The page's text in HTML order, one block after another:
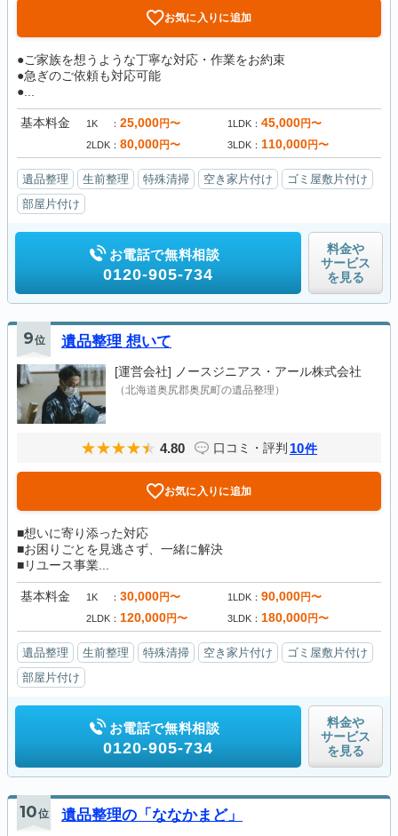
お気に入りに追加
●ご家族を想うような丁寧な対応・作業をお約束
●急ぎのご依頼も対応可能
●...
基本料金 1K 25,000円〜 1LDK 45,000円〜
2LDK 80,000円〜 3LDK 110,000円〜
遺品整理 生前整理 特殊清掃 空き家片付け
ゴミ屋敷片付け
部屋片付け
お電話で無料相談
0120-905-734
料金や
サービス
を見る
9位 遺品整理 想いて
[運営会社] ノースジニアス・アール株式会社
（北海道奥尻郡奥尻町の遺品整理）
4.80 口コミ・評判 10件
お気に入りに追加
■想いに寄り添った対応
■お困りごとを見逃さず、一緒に解決
■リユース事業...
基本料金 1K 30,000円〜 1LDK 90,000円〜
2LDK 120,000円〜 3LDK 180,000円〜
遺品整理 生前整理 特殊清掃 空き家片付け
ゴミ屋敷片付け
部屋片付け
お電話で無料相談
0120-905-734
料金や
サービス
を見る
10位 遺品整理の「ななかまど」